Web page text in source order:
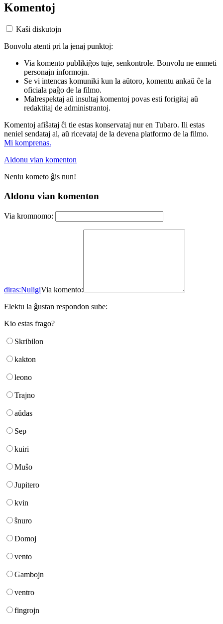
Komentoj
Kaŝi diskutojn
Bonvolu atenti pri la jenaj punktoj:
Via komento publikiĝos tuje, senkontrole. Bonvolu ne enmeti
personajn informojn.
Se vi intencas komuniki kun la aŭtoro, komentu ankaŭ ĉe la
oficiala paĝo de la filmo.
Malrespektaj aŭ insultaj komentoj povas esti forigitaj aŭ
redaktitaj de administrantoj.
Komentoj afiŝataj ĉi tie estas konservataj nur en Tubaro. Ili estas
neniel sendataj al, aŭ ricevataj de la devena platformo de la filmo.
Mi komprenas.
Aldonu vian komenton
Neniu kometo ĝis nun!
Aldonu vian komenton
Via kromnomo:
diras:NuligiVia komento:
Elektu la ĝustan respondon sube:
Kio estas frago?
Skribilon
kakton
leono
Trajno
aŭdas
Sep
kuiri
Muŝo
Jupitero
kvin
ŝnuro
Domoj
vento
Gambojn
ventro
fingrojn